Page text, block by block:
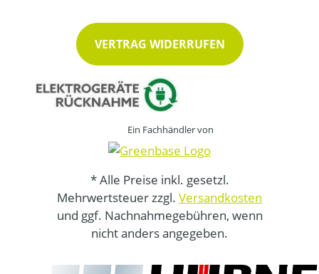
VERTRAG WIDERRUFEN
Ein Fachhändler von
* Alle Preise inkl. gesetzl.
Mehrwertsteuer zzgl. Versandkosten
und ggf. Nachnahmegebühren, wenn
nicht anders angegeben.